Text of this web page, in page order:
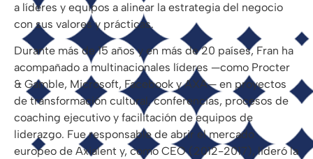
a líderes y equipos a alinear la estrategia del negocio
con sus valores y prácticas.
Durante más de 15 años y en más de 20 países, Fran ha
acompañado a multinacionales líderes —como Procter
& Gamble, Microsoft, Facebook y AXA— en proyectos
de transformación cultural, conferencias, procesos de
coaching ejecutivo y facilitación de equipos de
liderazgo. Fue responsable de abrir el mercado
europeo de Axialent y, como CEO (2012-2017), lideró la